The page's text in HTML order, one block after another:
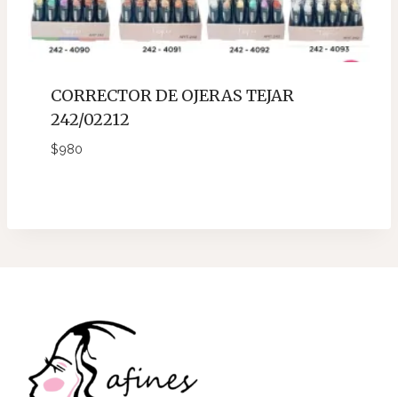
CORRECTOR DE OJERAS TEJAR
242/02212
$980